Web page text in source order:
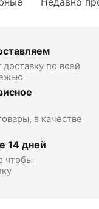
по всей
в качестве
14 дней
чтобы